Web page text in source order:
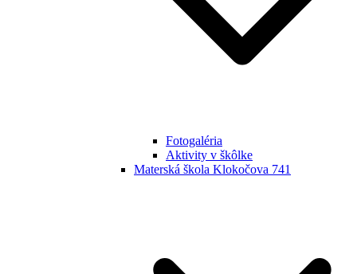
Fotogaléria
Aktivity v škôlke
Materská škola Klokočova 741